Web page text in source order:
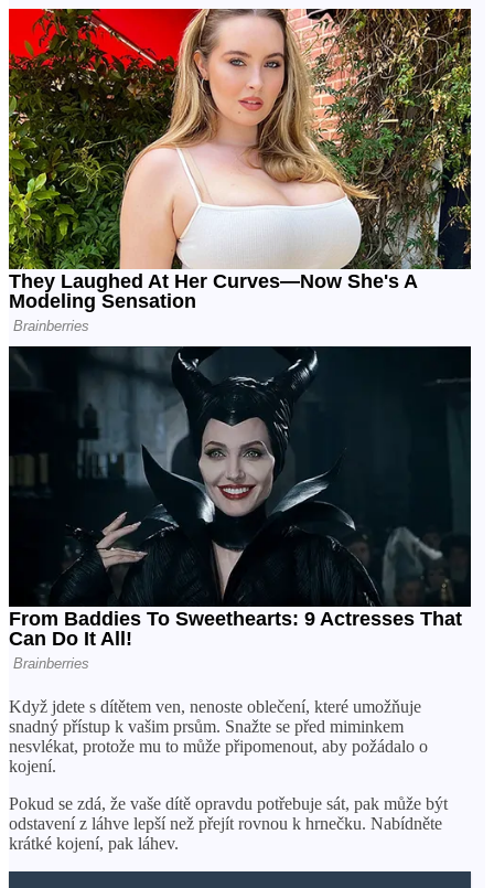
Když jdete s dítětem ven, nenoste oblečení, které umožňuje
snadný přístup k vašim prsům. Snažte se před miminkem
nesvlékat, protože mu to může připomenout, aby požádalo o
kojení.
Pokud se zdá, že vaše dítě opravdu potřebuje sát, pak může být
odstavení z láhve lepší než přejít rovnou k hrnečku. Nabídněte
krátké kojení, pak láhev.